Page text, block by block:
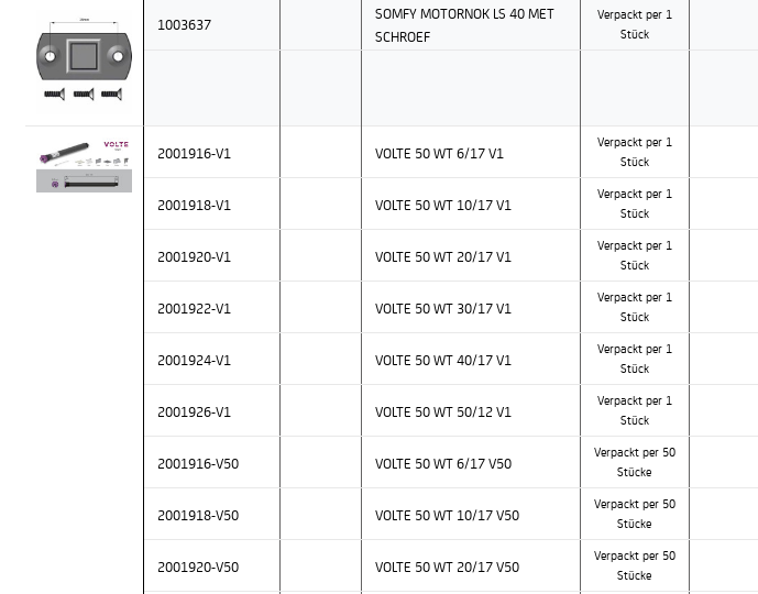
1003637
SOMFY MOTORNOK LS 40 MET
SCHROEF
Verpackt per 1
Stück
2001916-V1 VOLTE 50 WT 6/17 V1
Verpackt per 1
Stück
2001918-V1 VOLTE 50 WT 10/17 V1
Verpackt per 1
Stück
2001920-V1 VOLTE 50 WT 20/17 V1
Verpackt per 1
Stück
2001922-V1 VOLTE 50 WT 30/17 V1
Verpackt per 1
Stück
2001924-V1 VOLTE 50 WT 40/17 V1
Verpackt per 1
Stück
2001926-V1 VOLTE 50 WT 50/12 V1
Verpackt per 1
Stück
2001916-V50 VOLTE 50 WT 6/17 V50
Verpackt per 50
Stücke
2001918-V50 VOLTE 50 WT 10/17 V50
Verpackt per 50
Stücke
2001920-V50 VOLTE 50 WT 20/17 V50
Verpackt per 50
Stücke